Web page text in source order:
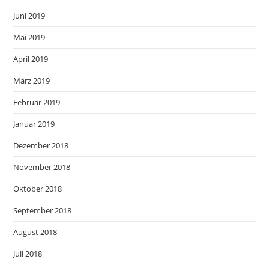
Juni 2019
Mai 2019
April 2019
März 2019
Februar 2019
Januar 2019
Dezember 2018
November 2018
Oktober 2018
September 2018
August 2018
Juli 2018